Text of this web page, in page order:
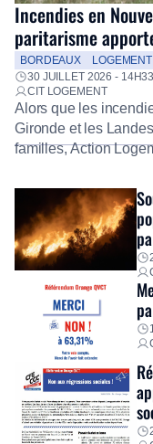
Incendies en
paritarisme
salariés
BORDEAUX
LOGEMENT
30 JUILLET 2026 - 14H33
CIT LOGEMENT
Alors que les
Gironde et les
familles, Action
Fidèle à sa mission
immédiatement ses
personnalisé, des
premières